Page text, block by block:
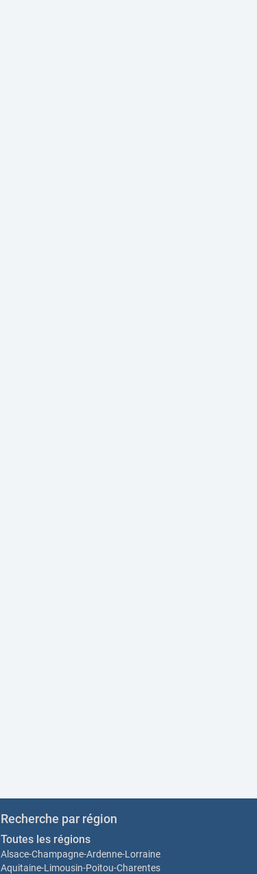
Recherche par région
Toutes les régions
Alsace-Champagne-Ardenne-Lorraine
Aquitaine-Limousin-Poitou-Charentes